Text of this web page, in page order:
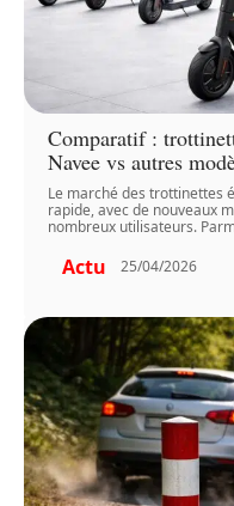
Comparatif :
Navee vs autres
Le marché des trottinettes
rapide, avec de nouveaux
nombreux utilisateurs.
Actu 25/04/2026